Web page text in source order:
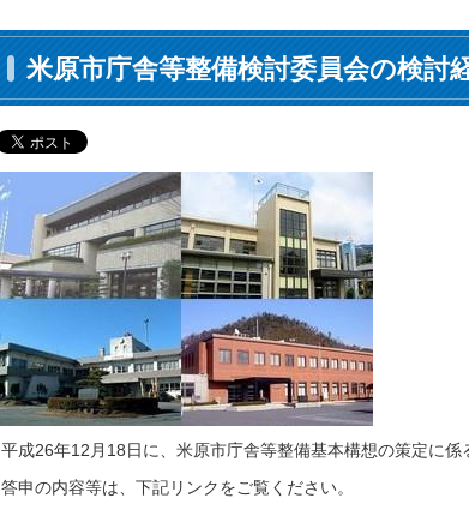
米原市庁舎等整備検討委員会の検討
平成26年12月18日に、米原市庁舎等整備基本構想の策定に係
答申の内容等は、下記リンクをご覧ください。